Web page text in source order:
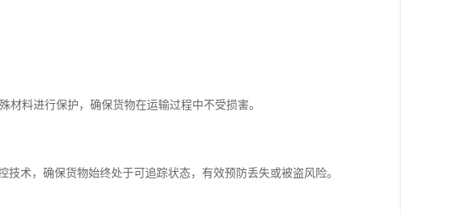
料进行保护，确保货物在运输过程中不受损害。
术，确保货物始终处于可追踪状态，有效预防丢失或被盗风险。